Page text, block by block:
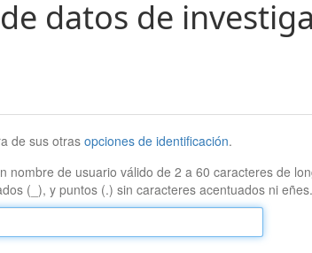
datos de
de sus otrasopciones de identificación.
nombre de usuario válido de 2 a 60 caracteres de
(_), y puntos (.) sin caracteres acentuados ni eñes.